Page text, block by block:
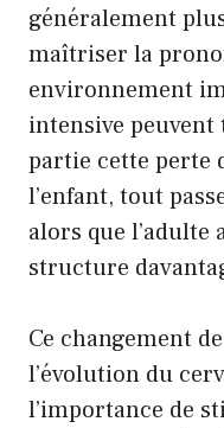
généralement
maîtriser la
environnement
intensive
partie cette perte
l’enfant, tout
alors que l’adulte
structure
Ce changement
l’évolution du
l’importance de